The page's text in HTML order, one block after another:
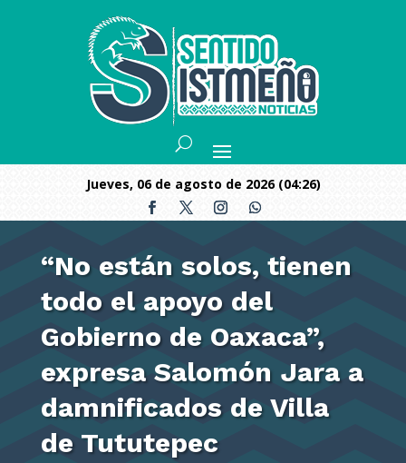
jueves, 06 de agosto de 2026 (04:26)
“No están solos, tienen
todo el apoyo del
Gobierno de Oaxaca”,
expresa Salomón Jara a
damnificados de Villa
de Tututepec